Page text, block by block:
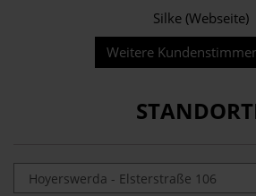
Silke (Webseite)
Weitere